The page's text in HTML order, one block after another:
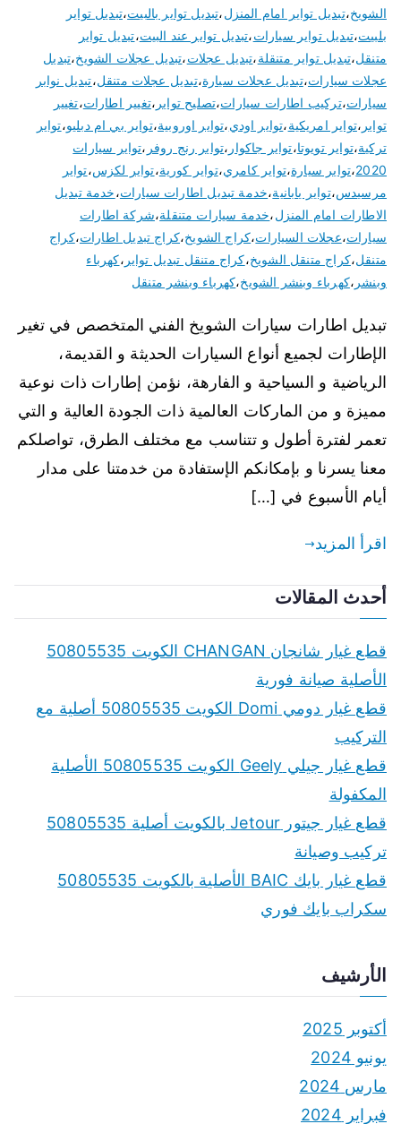
الشويخ،تبديل تواير امام المنزل،تبديل تواير بالبيت،تبديل تواير
بلبيت،تبديل تواير سيارات،تبديل تواير عند البيت،تبديل تواير
متنقل،تبديل تواير متنقلة،تبديل عجلات،تبديل عجلات الشويخ،تبديل
عجلات سيارات،تبديل عجلات سيارة،تبديل عجلات متنقل،تبديل نوابر
سيارات،تركيب اطارات سيارات،تصليح تواير ،تغيير اطارات،تغيير
تواير ،تواير امريكية،تواير اودي،تواير اوروبية،تواير بي ام دبليو،تواير
تركية،تواير تويوتا،تواير جاكوار ،تواير رنج روفر ،تواير سيارات
2020،تواير سيارة،تواير كامري،تواير كورية،تواير لكزس،تواير
مرسيدس،تواير يابانية،خدمة تبديل اطارات سيارات،خدمة تبديل
الاطارات امام المنزل،خدمة سيارات متنقلة،شركة اطارات
سيارات،عجلات السيارات،كراج الشويخ،كراج تبديل اطارات،كراج
متنقل،كراج متنقل الشويخ،كراج متنقل تبديل تواير ،كهرباء
وبنشر ،كهرباء وبنشر الشويخ،كهرباء وبنشر متنقل
تبديل اطارات سيارات الشويخ الفني المتخصص في تغير
الإطارات لجميع أنواع السيارات الحديثة و القديمة،
الرياضية و السياحية و الفارهة، نؤمن إطارات ذات نوعية
مميزة و من الماركات العالمية ذات الجودة العالية و التي
تعمر لفترة أطول و تتناسب مع مختلف الطرق، تواصلكم
معنا يسرنا و بإمكانكم الإستفادة من خدمتنا على مدار
أيام الأسبوع في […]
اقرأ المزيد
أحدث المقالات
قطع غيار شانجان CHANGAN الكويت 50805535
الأصلية صيانة فورية
قطع غيار دومي Domi الكويت 50805535 أصلية مع
التركيب
قطع غيار جيلي Geely الكويت 50805535 الأصلية
المكفولة
قطع غيار جيتور Jetour بالكويت أصلية 50805535
تركيب وصيانة
قطع غيار بايك BAIC الأصلية بالكويت 50805535
سكراب بايك فوري
الأرشيف
أكتوبر 2025
يونيو 2024
مارس 2024
فبراير 2024